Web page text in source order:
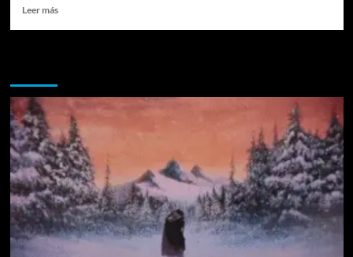
Leer másLeer
lanza
su
EP
debut
‘Exhúmame
en
Tezonco’